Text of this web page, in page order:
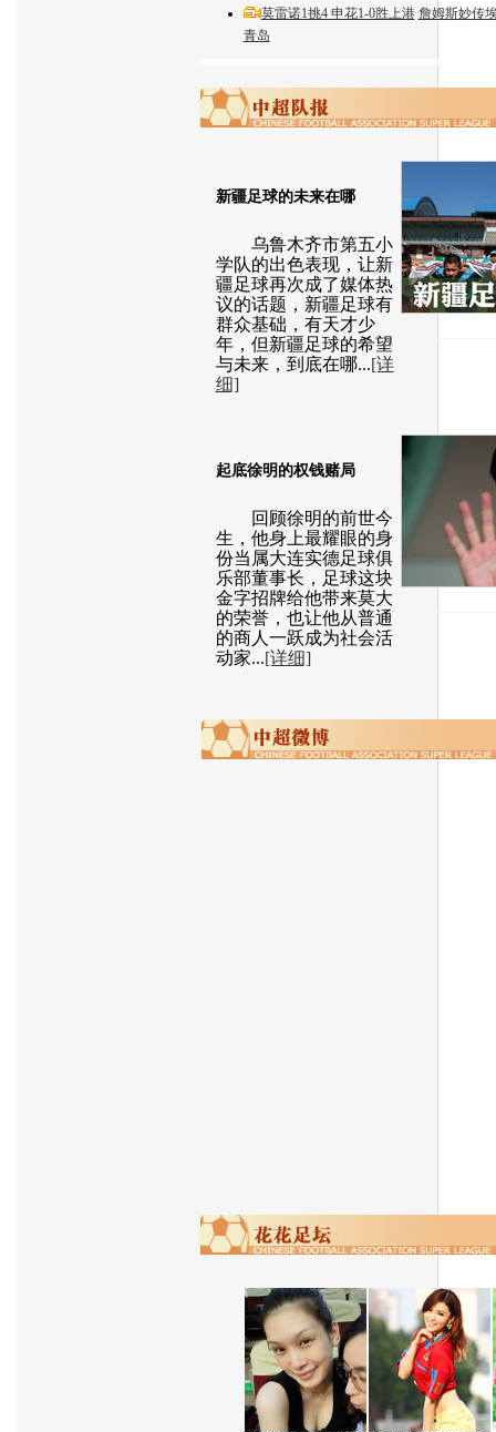
莫雷诺1挑4 申花1-0胜上港 詹姆斯妙传
青岛
新疆足球的未来在哪
乌鲁木齐市第五小
学队的出色表现，让新
疆足球再次成了媒体热
议的话题，新疆足球有
群众基础，有天才少
年，但新疆足球的希望
与未来，到底在哪...[详
细]
起底徐明的权钱赌局
回顾徐明的前世今
生，他身上最耀眼的身
份当属大连实德足球俱
乐部董事长，足球这块
金字招牌给他带来莫大
的荣誉，也让他从普通
的商人一跃成为社会活
动家...[详细]